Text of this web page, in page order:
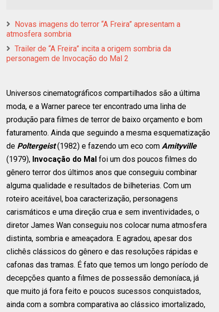
Novas imagens do terror “A Freira” apresentam a
atmosfera sombria
Trailer de “A Freira” incita a origem sombria da
personagem de Invocação do Mal 2
Universos cinematográficos compartilhados são a última
moda, e a Warner parece ter encontrado uma linha de
produção para filmes de terror de baixo orçamento e bom
faturamento. Ainda que seguindo a mesma esquematização
de Poltergeist (1982) e fazendo um eco com Amityville
(1979), Invocação do Mal foi um dos poucos filmes do
gênero terror dos últimos anos que conseguiu combinar
alguma qualidade e resultados de bilheterias. Com um
roteiro aceitável, boa caracterização, personagens
carismáticos e uma direção crua e sem inventividades, o
diretor James Wan conseguiu nos colocar numa atmosfera
distinta, sombria e ameaçadora. E agradou, apesar dos
clichês clássicos do gênero e das resoluções rápidas e
cafonas das tramas. É fato que temos um longo período de
decepções quanto a filmes de possessão demoníaca, já
que muito já fora feito e poucos sucessos conquistados,
ainda com a sombra comparativa ao clássico imortalizado,